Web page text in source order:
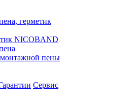
герметик
NICOBAND
пены
Сервис